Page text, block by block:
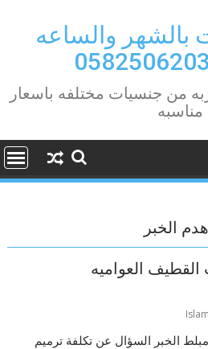
بالشهر والساعه
من جنسيات مختلفه باسعار
مناسبه
الخبر
العواميه
الخبر السؤال عن تكلفة ترميم